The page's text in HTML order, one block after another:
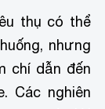
thụ có thể
nhưng
chí dẫn đến
Các nghiên